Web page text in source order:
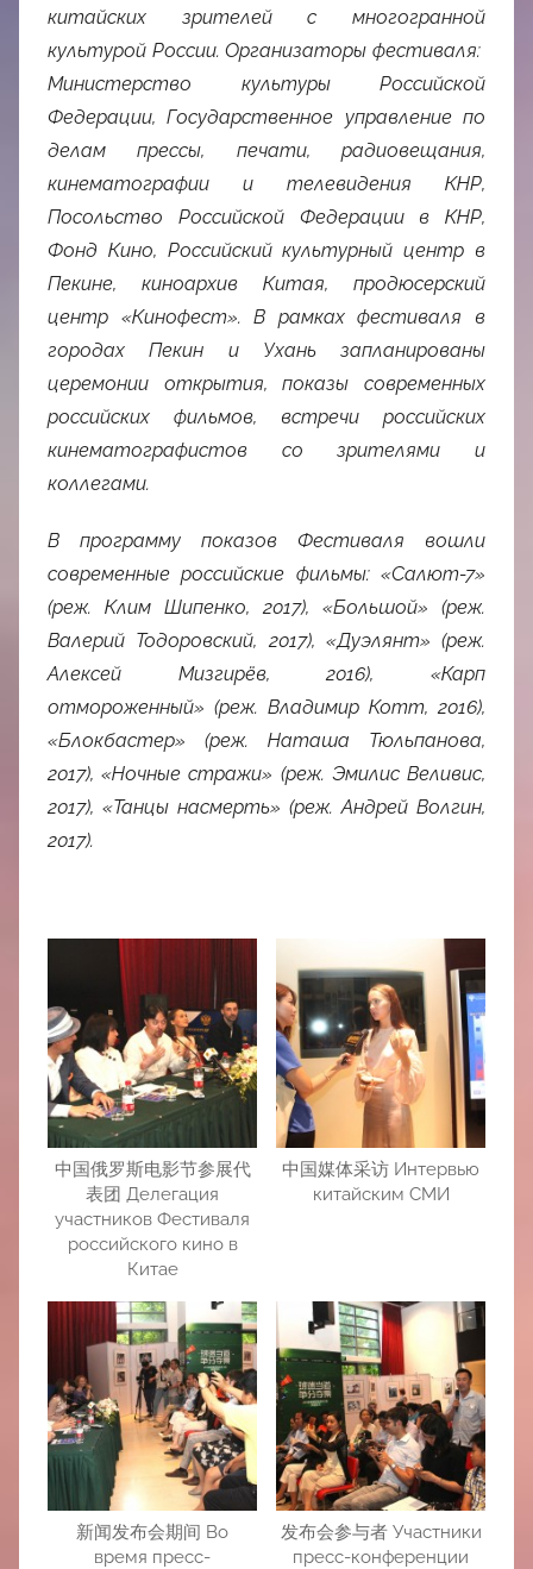
китайских зрителей с многогранной
культурой России. Организаторы фестиваля:
Министерство культуры Российской
Федерации, Государственное управление по
делам прессы, печати, радиовещания,
кинематографии и телевидения КНР,
Посольство Российской Федерации в КНР,
Фонд Кино, Российский культурный центр в
Пекине, киноархив Китая, продюсерский
центр «Кинофест». В рамках фестиваля в
городах Пекин и Ухань запланированы
церемонии открытия, показы современных
российских фильмов, встречи российских
кинематографистов со зрителями и
коллегами.
В программу показов Фестиваля вошли
современные российские фильмы: «Салют-7»
(реж. Клим Шипенко, 2017), «Большой» (реж.
Валерий Тодоровский, 2017), «Дуэлянт» (реж.
Алексей Мизгирёв, 2016), «Карп
отмороженный» (реж. Владимир Котт, 2016),
«Блокбастер» (реж. Наташа Тюльпанова,
2017), «Ночные стражи» (реж. Эмилис Веливис,
2017), «Танцы насмерть» (реж. Андрей Волгин,
2017).
中国俄罗斯电影节参展代
表团 Делегация
участников Фестиваля
российского кино в
Китае
中国媒体采访 Интервью
китайским СМИ
新闻发布会期间 Во
время пресс-
发布会参与者 Участники
пресс-конференции